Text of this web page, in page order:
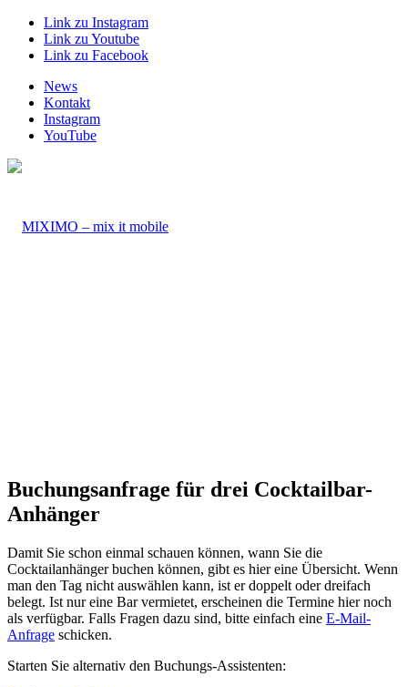
Link zu Instagram
Link zu Youtube
Link zu Facebook
News
Kontakt
Instagram
YouTube
Buchungsanfrage für drei Cocktailbar-
Anhänger
Damit Sie schon einmal schauen können, wann Sie die
Cocktailanhänger buchen können, gibt es hier eine Übersicht. Wenn
man den Tag nicht auswählen kann, ist er doppelt oder dreifach
belegt. Ist nur eine Bar vermietet, erscheinen die Termine hier noch
als verfügbar. Falls Fragen dazu sind, bitte einfach eine E-Mail-
Anfrage schicken.
Starten Sie alternativ den Buchungs-Assistenten: